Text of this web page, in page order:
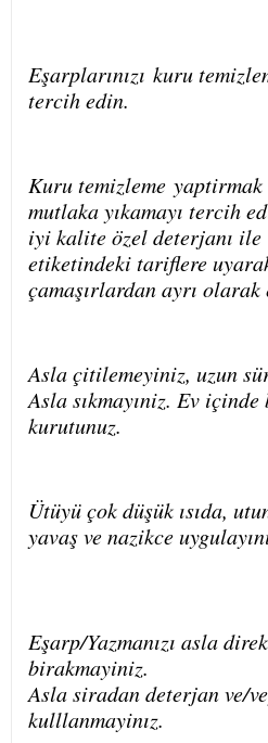
Eşarplarınızı kuru
tercih edin.
Kuru temizleme yaptirmak
mutlaka yıkamayı tercih
iyi kalite özel deterjanı
etiketindeki tariflere
çamaşırlardan ayrı olarak
Asla çitilemeyiniz, uzun
Asla sıkmayıniz. Ev
kurutunuz.
Ütüyü çok düşük ısıda,
yavaş ve nazikce
Eşarp/Yazmanızı asla
birakmayiniz.
Asla siradan deterjan ve/
kulllanmayinız.